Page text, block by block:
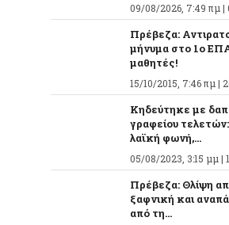
09/08/2026, 7:49 πμ |
Πρέβεζα:
μήνυμα στο 1ο
μαθητές!
15/10/2015, 7:46 πμ |
Κηδεύτηκε με
γραφείου
λαϊκή φωνή,...
05/08/2023, 3:15 μμ |
Πρέβεζα: Θλίψη
ξαφνική και
από τη...